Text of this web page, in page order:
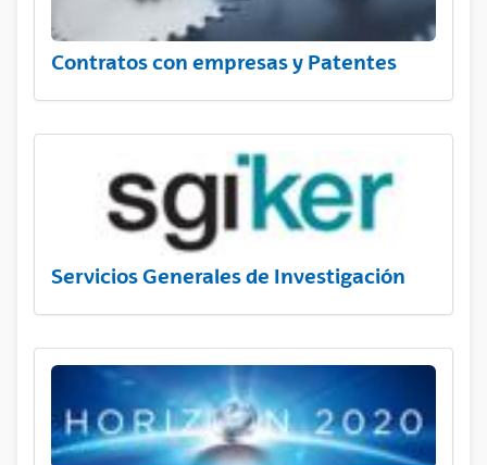
Contratos con empresas y Patentes
Servicios Generales de Investigación